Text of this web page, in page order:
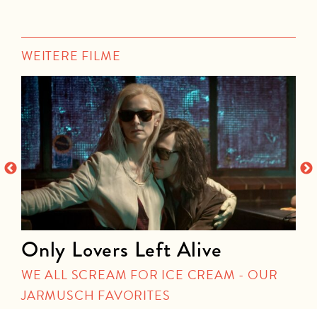
WEITERE FILME
Only Lovers Left Alive
WE ALL SCREAM FOR ICE CREAM - OUR
JARMUSCH FAVORITES